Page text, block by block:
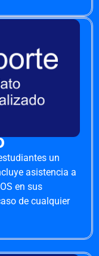
un
asistencia a
en sus
de cualquier